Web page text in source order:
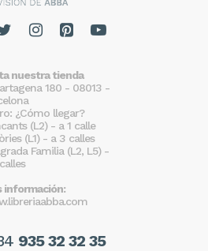
nuestra tienda
180 - 08013 -
¿Cómo llegar?
(L2) - a 1 calle
(L1) - a 3 calles
Familia (L2, L5) -
información:
935 32 32 35